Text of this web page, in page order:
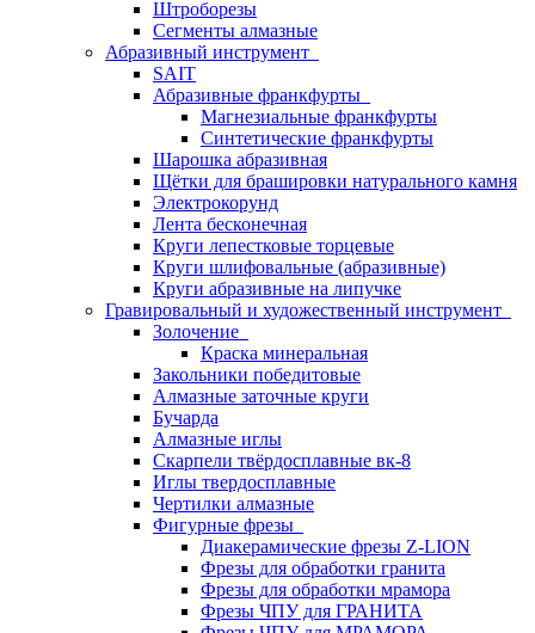
Штроборезы
Сегменты алмазные
Абразивный инструмент
SAIT
Абразивные франкфурты
Магнезиальные франкфурты
Синтетические франкфурты
Шарошка абразивная
Щётки для брашировки натурального камня
Электрокорунд
Лента бесконечная
Круги лепестковые торцевые
Круги шлифовальные (абразивные)
Круги абразивные на липучке
Гравировальный и художественный инструмент
Золочение
Краска минеральная
Закольники победитовые
Алмазные заточные круги
Бучарда
Алмазные иглы
Скарпели твёрдосплавные вк-8
Иглы твердосплавные
Чертилки алмазные
Фигурные фрезы
Диакерамические фрезы Z-LION
Фрезы для обработки гранита
Фрезы для обработки мрамора
Фрезы ЧПУ для ГРАНИТА